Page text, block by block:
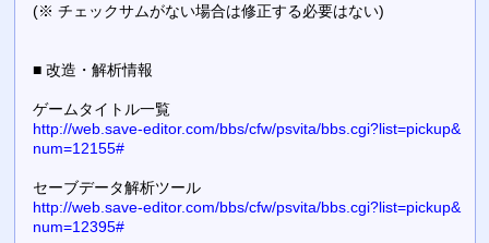
(※ チェックサムがない場合は修正する必要はない)
■ 改造・解析情報
ゲームタイトル一覧
http://web.save-editor.com/bbs/cfw/psvita/bbs.cgi?list=pickup&
num=12155#
セーブデータ解析ツール
http://web.save-editor.com/bbs/cfw/psvita/bbs.cgi?list=pickup&
num=12395#